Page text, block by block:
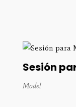
Sesión
Model